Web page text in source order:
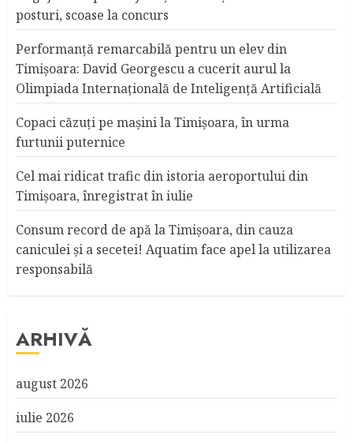
posturi, scoase la concurs
Performanță remarcabilă pentru un elev din
Timișoara: David Georgescu a cucerit aurul la
Olimpiada Internațională de Inteligență Artificială
Copaci căzuţi pe maşini la Timişoara, în urma
furtunii puternice
Cel mai ridicat trafic din istoria aeroportului din
Timişoara, înregistrat în iulie
Consum record de apă la Timişoara, din cauza
caniculei şi a secetei! Aquatim face apel la utilizarea
responsabilă
ARHIVĂ
august 2026
iulie 2026